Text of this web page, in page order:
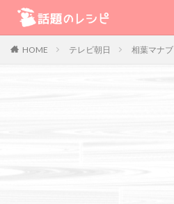
HOME テレビ朝日 相葉マナブ
キーワード